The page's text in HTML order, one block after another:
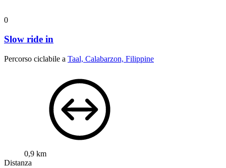
0
Slow ride in
Percorso ciclabile a Taal, Calabarzon, Filippine
0,9 km
Distanza